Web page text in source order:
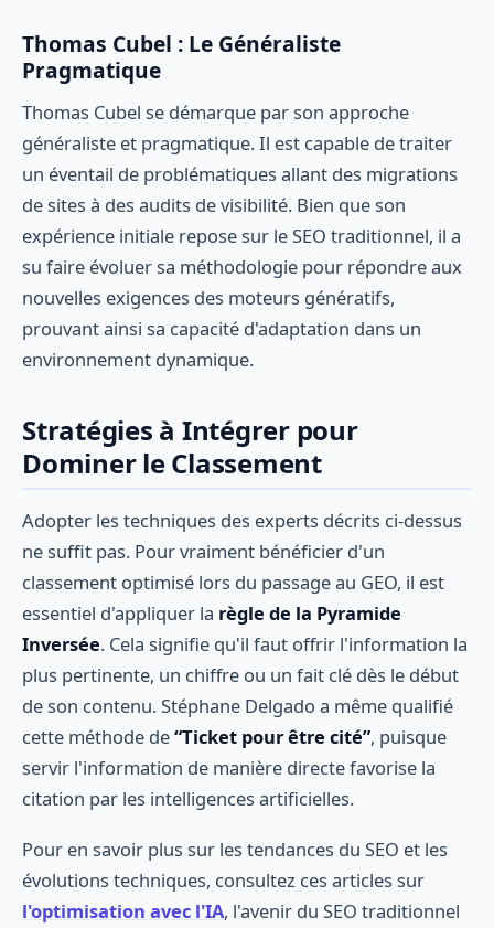
Thomas Cubel : Le Généraliste
Pragmatique
Thomas Cubel se démarque par son approche
généraliste et pragmatique. Il est capable de traiter
un éventail de problématiques allant des migrations
de sites à des audits de visibilité. Bien que son
expérience initiale repose sur le SEO traditionnel, il a
su faire évoluer sa méthodologie pour répondre aux
nouvelles exigences des moteurs génératifs,
prouvant ainsi sa capacité d'adaptation dans un
environnement dynamique.
Stratégies à Intégrer pour
Dominer le Classement
Adopter les techniques des experts décrits ci-dessus
ne suffit pas. Pour vraiment bénéficier d'un
classement optimisé lors du passage au GEO, il est
essentiel d'appliquer la règle de la Pyramide
Inversée. Cela signifie qu'il faut offrir l'information la
plus pertinente, un chiffre ou un fait clé dès le début
de son contenu. Stéphane Delgado a même qualifié
cette méthode de“Ticket pour être cité”, puisque
servir l'information de manière directe favorise la
citation par les intelligences artificielles.
Pour en savoir plus sur les tendances du SEO et les
évolutions techniques, consultez ces articles sur
l'optimisation avec l'IA, l'avenir du SEO traditionnel